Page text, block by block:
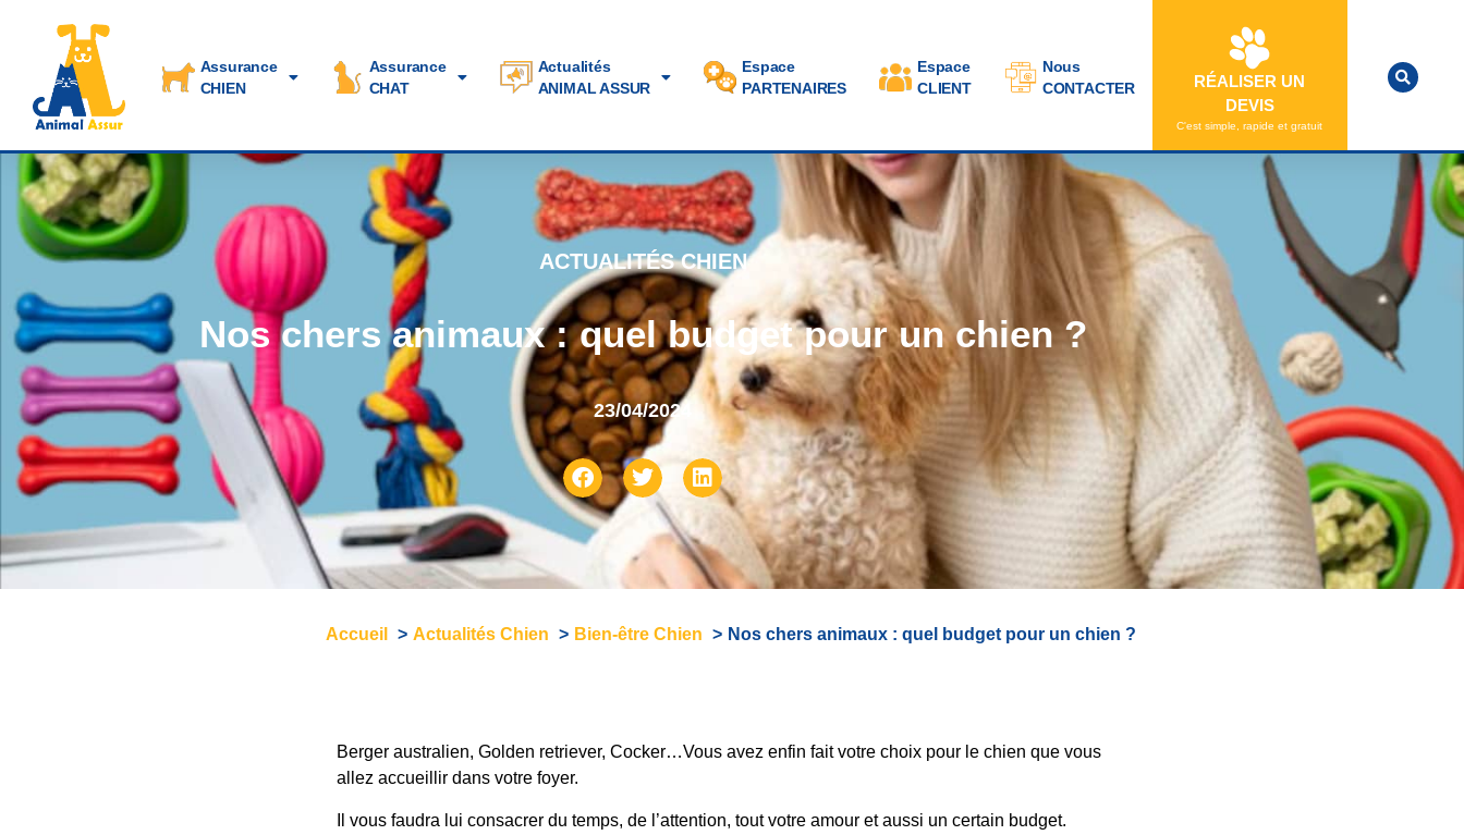
Assurance
CHIEN
Assurance
CHAT
Actualités
ANIMAL ASSUR
Espace
PARTENAIRES
Espace
CLIENT
Nous
CONTACTER
RÉALISER UN
DEVIS
C'est simple, rapide et gratuit
ACTUALITÉS CHIEN
Nos chers animaux : quel budget pour un chien ?
23/04/2024
Accueil Actualités Chien Bien-être Chien Nos chers animaux : quel budget pour un chien ?
Berger australien, Golden retriever, Cocker…Vous avez enfin fait votre choix pour le chien que vous
allez accueillir dans votre foyer.
Il vous faudra lui consacrer du temps, de l’attention, tout votre amour et aussi un certain budget.